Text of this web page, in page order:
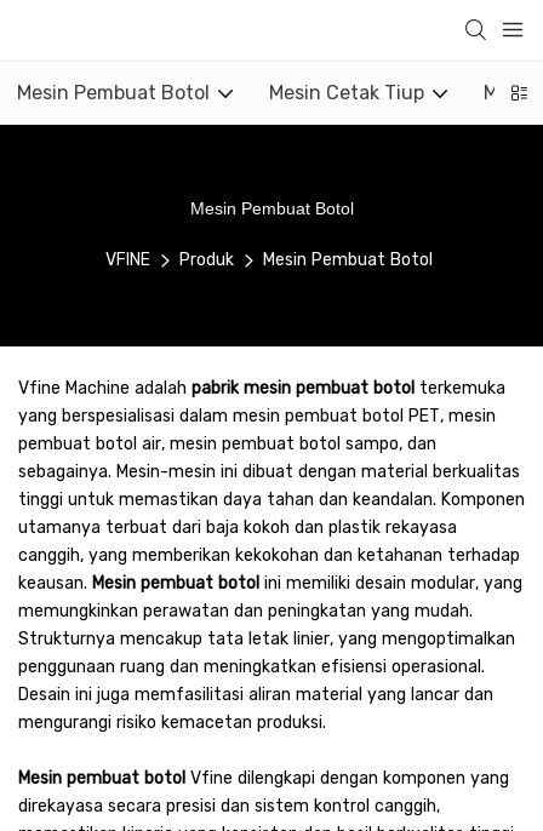
Mesin Pembuat Botol Mesin Cetak Tiup Mesin
Mesin Pembuat Botol
VFINE Produk Mesin Pembuat Botol
Vfine Machine adalah pabrik mesin pembuat botol terkemuka
yang berspesialisasi dalam mesin pembuat botol PET, mesin
pembuat botol air, mesin pembuat botol sampo, dan
sebagainya. Mesin-mesin ini dibuat dengan material berkualitas
tinggi untuk memastikan daya tahan dan keandalan. Komponen
utamanya terbuat dari baja kokoh dan plastik rekayasa
canggih, yang memberikan kekokohan dan ketahanan terhadap
keausan. Mesin pembuat botol ini memiliki desain modular, yang
memungkinkan perawatan dan peningkatan yang mudah. ​​
Strukturnya mencakup tata letak linier, yang mengoptimalkan
penggunaan ruang dan meningkatkan efisiensi operasional.
Desain ini juga memfasilitasi aliran material yang lancar dan
mengurangi risiko kemacetan produksi.
Mesin pembuat botol Vfine dilengkapi dengan komponen yang
direkayasa secara presisi dan sistem kontrol canggih,